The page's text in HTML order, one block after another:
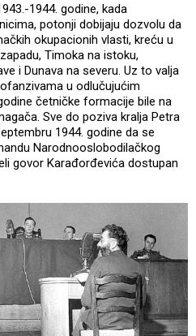
1944. godine, kada
potonji dobijaju dozvolu da
okupacionih vlasti, kreću u
Timoka na istoku,
i Dunava na severu. Uz to valja
u odlučujućim
četničke formacije bile na
Sve do poziva kralja Petra
1944. godine da se
Narodnooslobodilačkog
govor Karađorđevića dostupan